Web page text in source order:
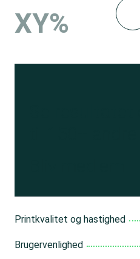
XY%
Printkvalitet og hastighed
Brugervenlighed